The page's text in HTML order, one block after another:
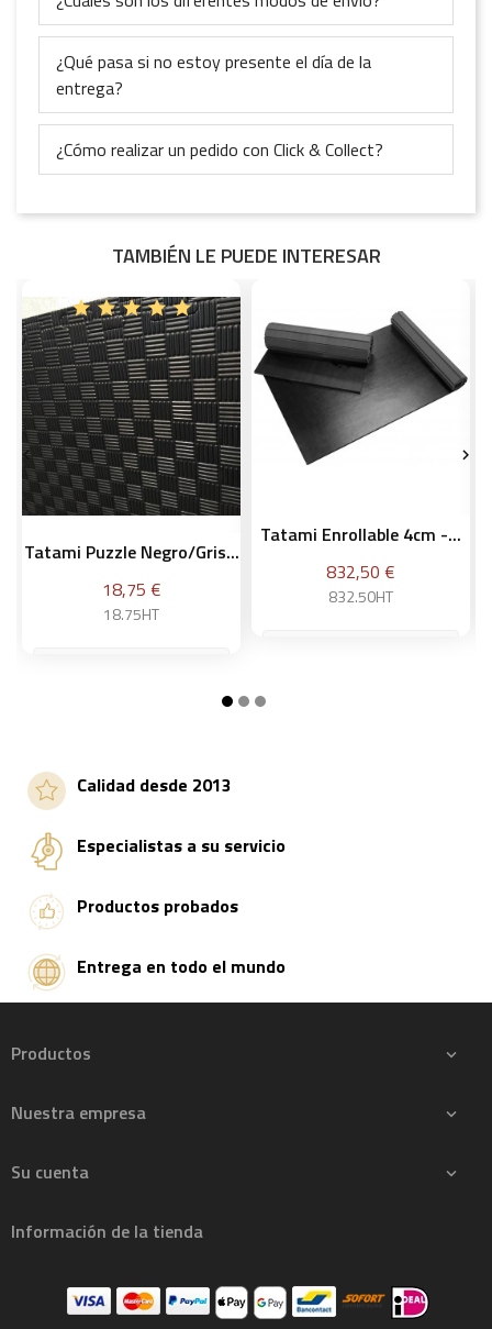
¿Qué pasa si no estoy presente el día de la
entrega?
¿Cómo realizar un pedido con Click & Collect?
TAMBIÉN LE PUEDE INTERESAR
Tatami Puzzle Negro/gris...
Precio
18,75 €
18.75HT
Tatami Enrollable 4cm -...
Precio
832,50 €
832.50HT
 
Calidad desde 2013
Especialistas a su servicio
Productos probados
Entrega en todo el mundo
Productos 
Nuestra empresa 
Su cuenta 
Información de la tienda